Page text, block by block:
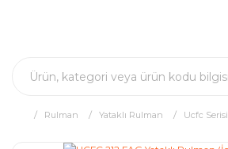
Rulman Yataklı Rulman Ucfc Serisi